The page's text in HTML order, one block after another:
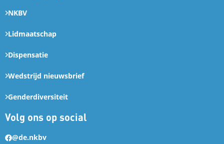
NKBV
Lidmaatschap
Dispensatie
Wedstrijd nieuwsbrief
Genderdiversiteit
Volg ons op social
@de.nkbv